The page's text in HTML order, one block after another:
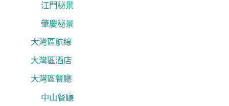
江門秘景
肇慶秘景
大灣區航線
大灣區酒店
大灣區餐廳
中山餐廳